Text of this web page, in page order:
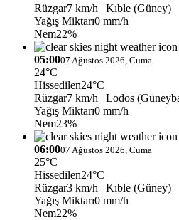
Rüzgar7 km/h | Kıble (Güney)
Yağış Miktarı0 mm/h
Nem22%
05:0007 Ağustos 2026, Cuma
24°C
Hissedilen24°C
Rüzgar7 km/h | Lodos
Yağış Miktarı0 mm/h
Nem23%
06:0007 Ağustos 2026, Cuma
25°C
Hissedilen24°C
Rüzgar3 km/h | Kıble (Güney)
Yağış Miktarı0 mm/h
Nem22%